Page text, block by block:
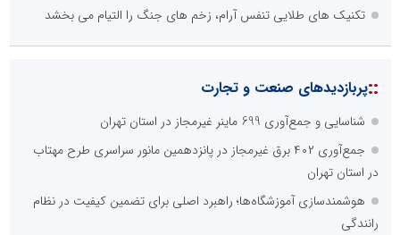
تکنیک های طلایی تنفس آرام، زخم های جنگ را التیام می بخشد
::پربازدیدهای صنعت و تجارت
شناسایی و جمع‌آوری 699 ماینر غیرمجاز در استان تهران
جمع‌آوری ۴۰۲ برق غیرمجاز در پانزدهمین مانور سراسری طرح مهتاب
در استان تهران
هوشمندسازی آموزشگاه‌ها؛ راهبرد اصلی برای تضمین کیفیت در نظام
رانندگی